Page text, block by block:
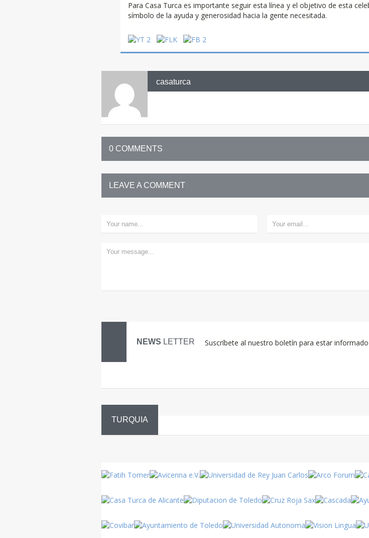
Para Casa Turca es importante seguir esta línea y el objetivo de esta
símbolo de la ayuda y generosidad hacia la gente necesitada.
casaturca
0 COMMENTS
LEAVE A COMMENT
NEWS LETTER Suscríbete al nuestro boletín para estar
TURQUIA
Turquía Turquía